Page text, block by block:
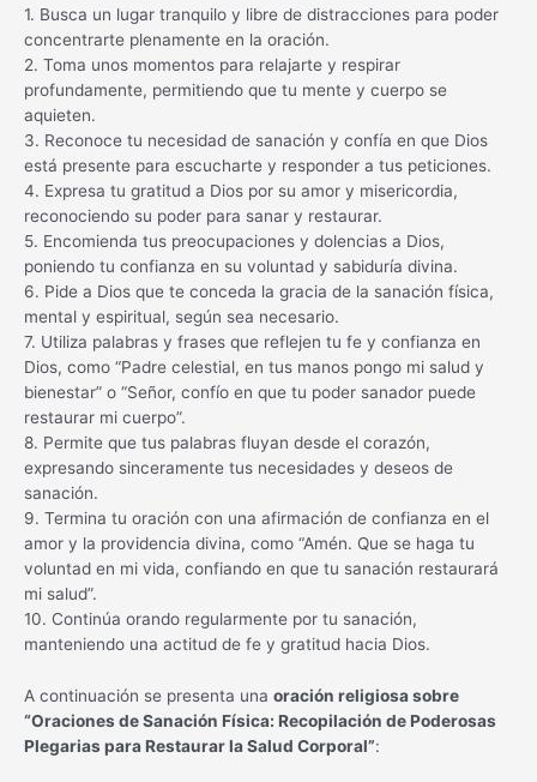
1. Busca un lugar tranquilo y libre de distracciones para poder
concentrarte plenamente en la oración.
2. Toma unos momentos para relajarte y respirar
profundamente, permitiendo que tu mente y cuerpo se
aquieten.
3. Reconoce tu necesidad de sanación y confía en que Dios
está presente para escucharte y responder a tus peticiones.
4. Expresa tu gratitud a Dios por su amor y misericordia,
reconociendo su poder para sanar y restaurar.
5. Encomienda tus preocupaciones y dolencias a Dios,
poniendo tu confianza en su voluntad y sabiduría divina.
6. Pide a Dios que te conceda la gracia de la sanación física,
mental y espiritual, según sea necesario.
7. Utiliza palabras y frases que reflejen tu fe y confianza en
Dios, como “Padre celestial, en tus manos pongo mi salud y
bienestar” o “Señor, confío en que tu poder sanador puede
restaurar mi cuerpo”.
8. Permite que tus palabras fluyan desde el corazón,
expresando sinceramente tus necesidades y deseos de
sanación.
9. Termina tu oración con una afirmación de confianza en el
amor y la providencia divina, como “Amén. Que se haga tu
voluntad en mi vida, confiando en que tu sanación restaurará
mi salud”.
10. Continúa orando regularmente por tu sanación,
manteniendo una actitud de fe y gratitud hacia Dios.
A continuación se presenta una oración religiosa sobre
“Oraciones de Sanación Física: Recopilación de Poderosas
Plegarias para Restaurar la Salud Corporal”: